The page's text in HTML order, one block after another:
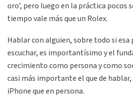
oro’, pero luego en la práctica pocos
tiempo vale más que un Rolex.
Hablar con alguien, sobre todo si esa
escuchar, es importantísimo y el
crecimiento como persona y como
casi más importante el que de hablar,
iPhone que en persona.